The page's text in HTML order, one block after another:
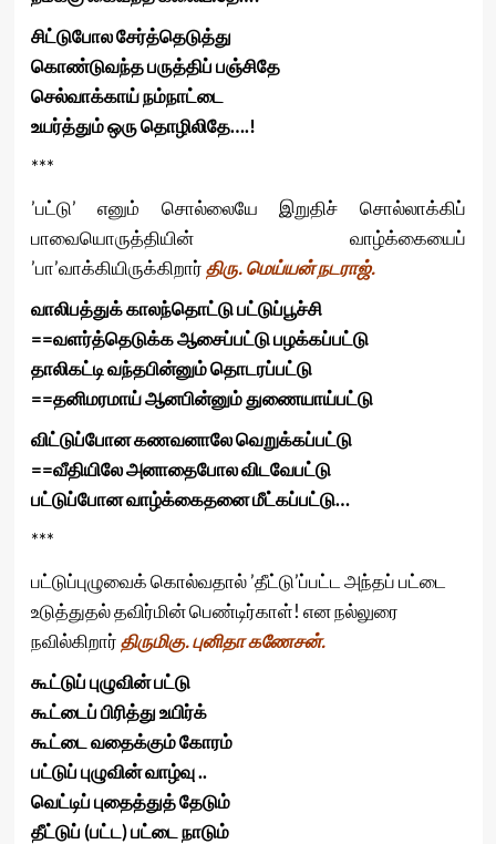
சிட்டுபோல சேர்த்தெடுத்து
கொண்டுவந்த பருத்திப் பஞ்சிதே
செல்வாக்காய் நம்நாட்டை
உயர்த்தும் ஒரு தொழிலிதே….!
***
’பட்டு’ எனும் சொல்லையே இறுதிச் சொல்லாக்கிப்
பாவையொருத்தியின் வாழ்க்கையைப்
’பா’வாக்கியிருக்கிறார்திரு. மெய்யன் நடராஜ்.
வாலிபத்துக் காலந்தொட்டு பட்டுப்பூச்சி
==வளர்த்தெடுக்க ஆசைப்பட்டு பழக்கப்பட்டு
தாலிகட்டி வந்தபின்னும் தொடரப்பட்டு
==தனிமரமாய் ஆனபின்னும் துணையாய்பட்டு
விட்டுப்போன கணவனாலே வெறுக்கப்பட்டு
==வீதியிலே அனாதைபோல விடவேபட்டு
பட்டுப்போன வாழ்க்கைதனை மீட்கப்பட்டு…
***
பட்டுப்புழுவைக் கொல்வதால் ’தீட்டு’ப்பட்ட அந்தப் பட்டை
உடுத்துதல் தவிர்மின் பெண்டிர்காள்! என நல்லுரை
நவில்கிறார்திருமிகு. புனிதா கணேசன்.
கூட்டுப் புழுவின் பட்டு
கூட்டைப் பிரித்து உயிர்க்
கூட்டை வதைக்கும் கோரம்
பட்டுப் புழுவின் வாழ்வு ..
வெட்டிப் புதைத்துத் தேடும்
தீட்டுப் (பட்ட) பட்டை நாடும்